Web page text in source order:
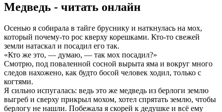
Медведь - читать онлайн
Осенью я собирала в тайге бруснику и наткнулась на мох,
который почему-то рос кверху корешками. Кто-то свежей
земли натаскал и посадил его так.
«Кто же это, — думаю, — так мох посадил?»
Смотрю, под поваленной сосной вырыта яма и вокруг много
следов нахожено, как будто босой человек ходил, только с
когтями.
Я сильно испугалась: ведь это же медведь из берлоги землю
выгреб и сверху прикрыл мохом, хотел спрятать землю, чтобы
берлогу не нашли. Побежала я скорей к дедушке и всё ему